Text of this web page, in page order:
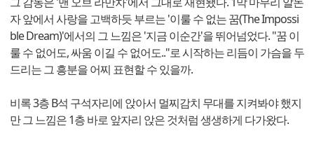
자 앞에서 사랑을 고백하듯 부르는 '이룰 수 없는 꿈(The Impossi
ble Dream)'에서의 그 느낌은 '지금 이순간'을 뛰어넘었다. "꿈 이
룰 수 없어도, 싸움 이길 수 없어도.."로 시작하는 리듬이 가슴을 두
드리는 그 흥분을 어찌 표현할 수 있을까.
비록 3층 B석 구석자리에 앉아서 멀찌감치 무대를 지켜봐야 했지
만 그 느낌은 1층 바로 앞자리 앉은 것처럼 생생하게 다가왔다.